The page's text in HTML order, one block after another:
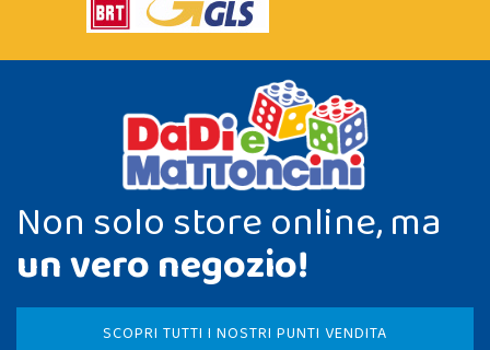
Non solo store online, ma
un vero negozio!
SCOPRI TUTTI I NOSTRI PUNTI VENDITA